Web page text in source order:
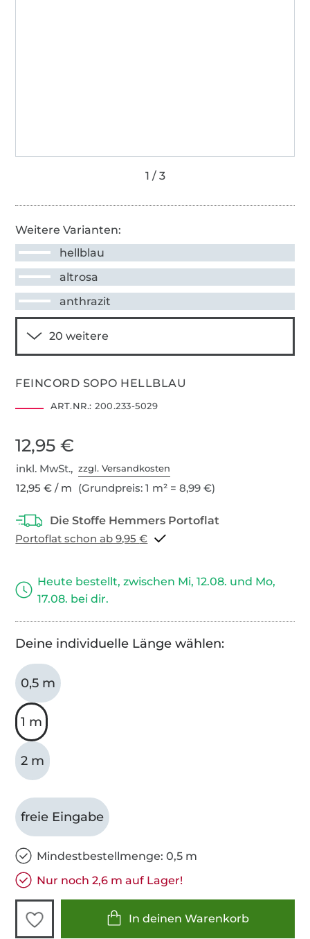
Weitere Varianten:
hellblau
altrosa
anthrazit
FEINCORD SOPO HELLBLAU
ART.NR.: 200.233-5029
12,95 €
inkl. MwSt.,zzgl. Versandkosten
12,95 € / m (Grundpreis: 1 m² = 8,99 €)
Portoflat schon ab 9,95 €
Heute bestellt, zwischen Mi, 12.08. und Mo,
17.08. bei dir.
Deine individuelle Länge wählen:
0,5 m
1 m
2 m
freie Eingabe
Mindestbestellmenge: 0,5 m
Nur noch 2,6 m auf Lager!
In deinen Warenkorb